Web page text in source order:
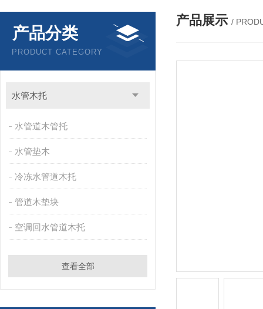
产品分类
PRODUCT CATEGORY
水管木托
水管道木管托
水管垫木
冷冻水管道木托
管道木垫块
空调回水管道木托
查看全部
产品展示 /